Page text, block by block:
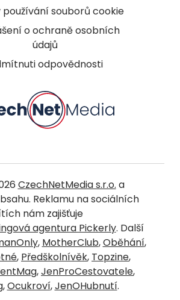
používání souborů cookie
o ochraně osobních
údajů
odpovědnosti
CzechNetMedia s.r.o. a
Reklamu na sociálních
nám zajišťuje
agentura Pickerly. Další
, MotherClub,Oběhání,
, Předškolnívěk, Topzine,
,JenProCestovatele,
,Ocukroví,JenOHubnutí.